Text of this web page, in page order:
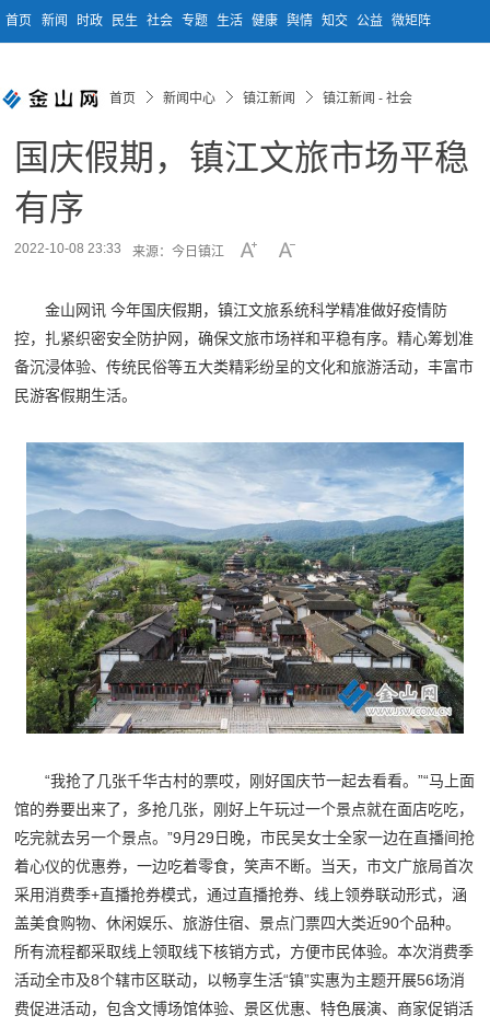
首页 新闻 时政 民生 社会 专题 生活 健康 舆情 知交 公益 微矩阵
首页 新闻中心 镇江新闻 镇江新闻 - 社会
国庆假期，镇江文旅市场平稳
有序
2022-10-08 23:33 来源：今日镇江
金山网讯 今年国庆假期，镇江文旅系统科学精准做好疫情防
控，扎紧织密安全防护网，确保文旅市场祥和平稳有序。精心筹划准
备沉浸体验、传统民俗等五大类精彩纷呈的文化和旅游活动，丰富市
民游客假期生活。
“我抢了几张千华古村的票哎，刚好国庆节一起去看看。”“马上面
馆的券要出来了，多抢几张，刚好上午玩过一个景点就在面店吃吃，
吃完就去另一个景点。”9月29日晚，市民吴女士全家一边在直播间抢
着心仪的优惠券，一边吃着零食，笑声不断。当天，市文广旅局首次
采用消费季+直播抢券模式，通过直播抢券、线上领券联动形式，涵
盖美食购物、休闲娱乐、旅游住宿、景点门票四大类近90个品种。
所有流程都采取线上领取线下核销方式，方便市民体验。本次消费季
活动全市及8个辖市区联动，以畅享生活“镇”实惠为主题开展56场消
费促进活动，包含文博场馆体验、景区优惠、特色展演、商家促销活